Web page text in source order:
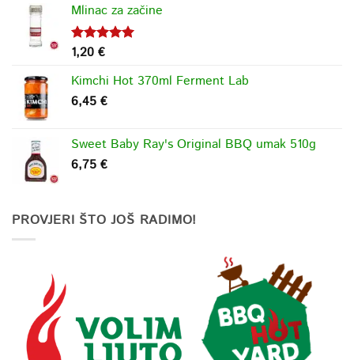
Mlinac za začine
Ocjenjeno
1,20 €
Kimchi Hot 370ml Ferment Lab
6,45 €
Sweet Baby Ray's Original BBQ umak 510g
6,75 €
PROVJERI ŠTO JOŠ RADIMO!